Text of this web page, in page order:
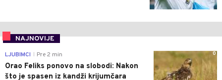
NAJNOVIJE
0
LJUBIMCI Pre 2 min
Orao Feliks ponovo na slobodi: Nakon
što je spasen iz kandži krijumčara